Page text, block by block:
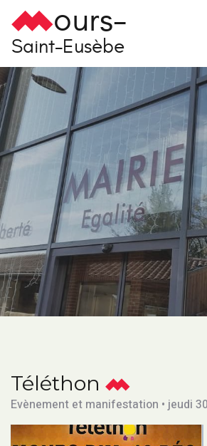
ours-
Saint-Eusèbe
Téléthon
Evènement et manifestation • jeudi